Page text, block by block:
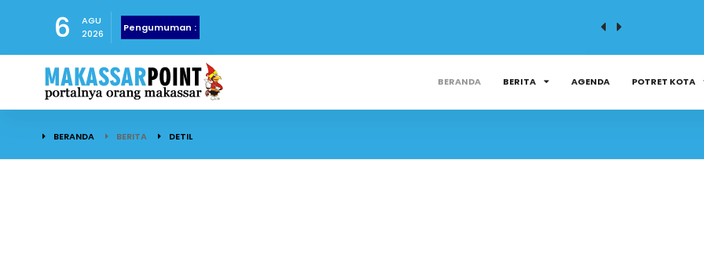
6
AGU
2026
Pengumuman :
BERANDA BERITA AGENDA POTRET KOTA
BERANDA BERITA DETIL